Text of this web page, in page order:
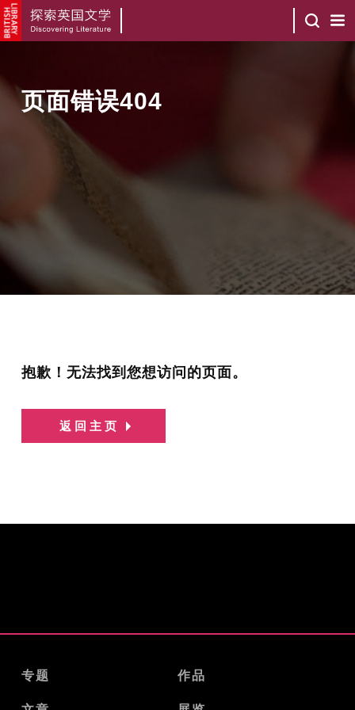
页面错误404
抱歉！无法找到您想访问的页面。
返回主页
专题 作品